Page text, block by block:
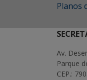
Planos
Av.
Parque
CEP.: